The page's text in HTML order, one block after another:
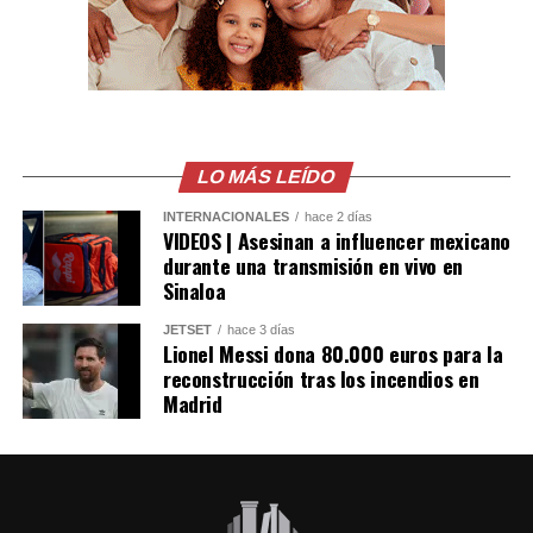
LO MÁS LEÍDO
INTERNACIONALES hace 2 días
VIDEOS | Asesinan a influencer mexicano
durante una transmisión en vivo en
Sinaloa
JETSET hace 3 días
Lionel Messi dona 80.000 euros para la
reconstrucción tras los incendios en
Madrid